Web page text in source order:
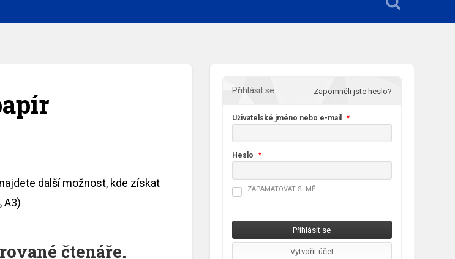
další možnost, kde získat
A3)
čtenáře.
Přihlásit se Zapomněli jste heslo?
Uživatelské jméno nebo e-mail *
Heslo *
ZAPAMATOVAT SI MĚ